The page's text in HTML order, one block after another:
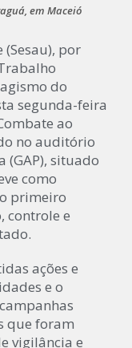
em Maceió
(Sesau), por
do
segunda-feira
ao
no auditório
(GAP), situado
como
primeiro
controle e
ações e
e o
que foram
vigilância e